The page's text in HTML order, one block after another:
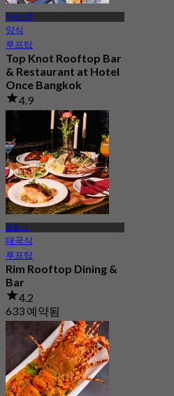
차른끄룽
양식
루프탑
Top Knot Rooftop Bar
& Restaurant at Hotel
Once Bangkok
4.9
921 예약됨
฿ 699
클롱 산
태국식
루프탑
Rim Rooftop Dining &
Bar
4.2
633 예약됨
에서
฿ 537.5